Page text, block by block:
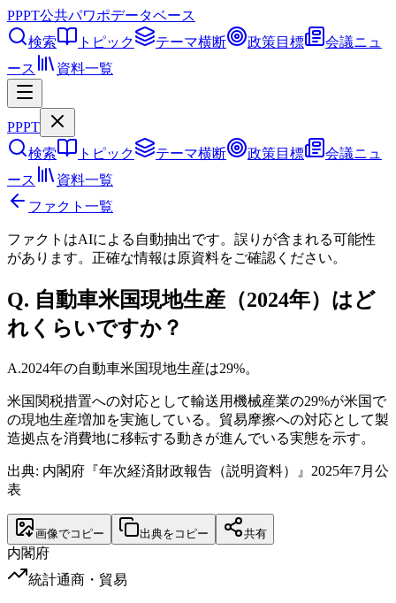
PPPT公共パワポデータベース
検索
トピック テーマ横断 政策目標
会議ニュ
ース
資料一覧
PPPT
検索
トピック テーマ横断 政策目標
会議ニュ
ース
資料一覧
ファクト一覧
ファクトはAIによる自動抽出です。誤りが含まれる可能性
があります。正確な情報は原資料をご確認ください。
Q. 自動車米国現地生産（2024年）はど
れくらいですか？
A.2024年の自動車米国現地生産は29%。
米国関税措置への対応として輸送用機械産業の29%が米国で
の現地生産増加を実施している。貿易摩擦への対応として製
造拠点を消費地に移転する動きが進んでいる実態を示す。
出典: 内閣府『年次経済財政報告（説明資料）』2025年7月公
表
画像でコピー 出典をコピー 共有
内閣府
統計通商・貿易